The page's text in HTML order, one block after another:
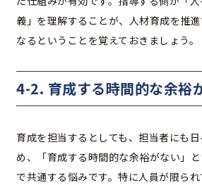
義」を理解することが、人材育成を推
なるということを覚えておきましょう。
4-2. 育成する時間的な余裕
育成を担当するとしても、担当者にも
め、「育成する時間的な余裕がない」
で共通する悩みです。特に人員が限ら